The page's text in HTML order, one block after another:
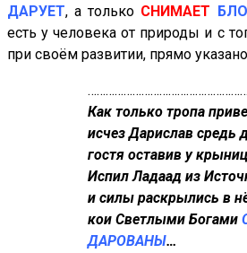
ДАРУЕТ, а только СНИМАЕТ
есть у человека от природы и с
при своём развитии, прямо
Как только тропа
исчез Дарислав средь
гостя оставив у
Испил Ладаад из
и силы раскрылись в
кои Светлыми Богами
ДАРОВАНЫ…